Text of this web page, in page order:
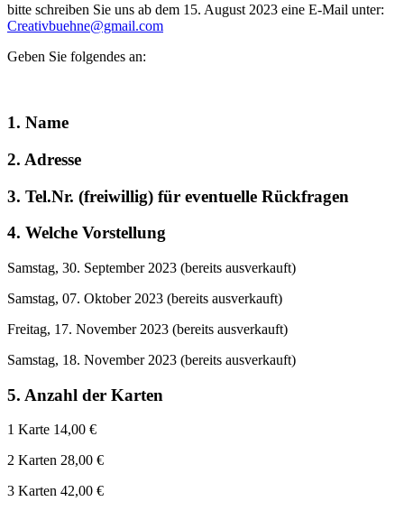
bitte schreiben Sie uns ab dem 15. August 2023 eine E-Mail unter:
Creativbuehne@gmail.com
Geben Sie folgendes an:
1. Name
2. Adresse
3. Tel.Nr. (freiwillig) für eventuelle Rückfragen
4. Welche Vorstellung
Samstag, 30. September 2023 (bereits ausverkauft)
Samstag, 07. Oktober 2023 (bereits ausverkauft)
Freitag, 17. November 2023 (bereits ausverkauft)
Samstag, 18. November 2023 (bereits ausverkauft)
5. Anzahl der Karten
1 Karte 14,00 €
2 Karten 28,00 €
3 Karten 42,00 €